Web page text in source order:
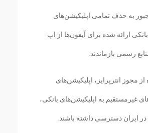
مجبور به حذف تمامی اپلیکیشن‌های
ارائه شده برای آیفون‌ها از اپ
رسمی بازماندند.
مجوز انترپرایز، اپلیکیشن‌های
غیرمستقیم به اپلیکیشن‌های بانکی،
ایران دسترسی داشته باشند.